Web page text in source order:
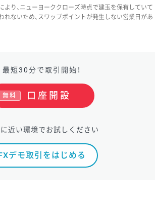
より、ニューヨーククローズ時点で建玉を保有していて
れないため、スワップポイントが発生しない営業日があ
最短30分で取引開始！
口座開設
無料
近い環境でお試しください
デモ取引をはじめる